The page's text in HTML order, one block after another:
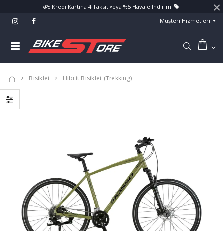
Kredi Kartına 4 Taksit veya %5 Havale İndirimi ×
Müşteri Hizmetleri
Bisiklet Hibrit Bisiklet (Trekking)